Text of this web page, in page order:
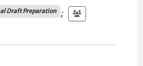
Draft Preparation
;